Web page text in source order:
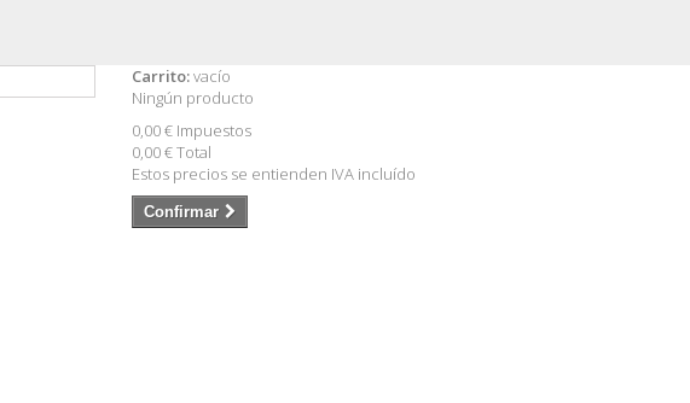
Carrito:vacío
Ningún producto
0,00 € Impuestos
0,00 €Total
Estos precios se entienden IVA incluído
Confirmar